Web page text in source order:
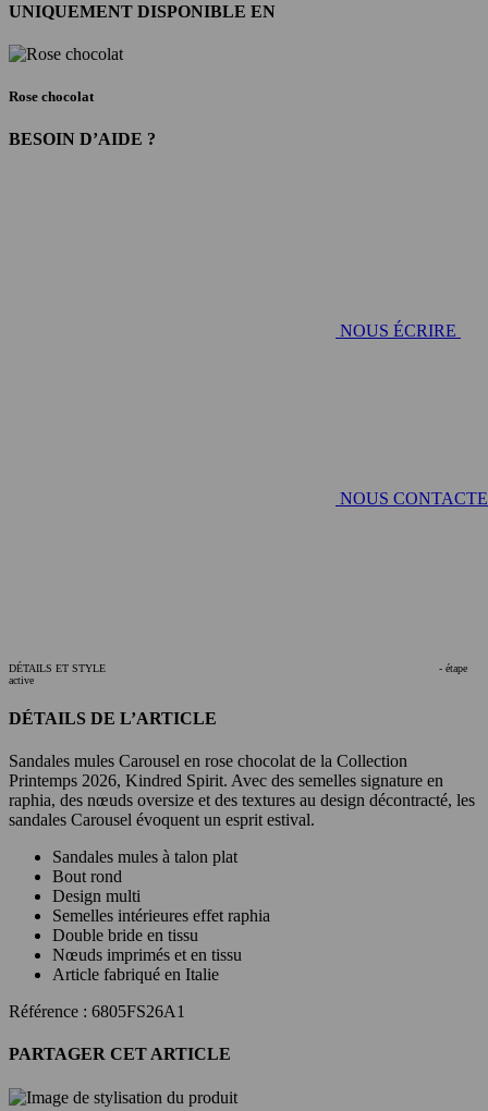
UNIQUEMENT DISPONIBLE EN
Rose chocolat
BESOIN D’AIDE ?
NOUS ÉCRIRE
NOUS
DÉTAILS ET STYLE
- étape
active
DÉTAILS DE L’ARTICLE
Sandales mules Carousel en rose chocolat de la Collection
Printemps 2026, Kindred Spirit. Avec des semelles signature en
raphia, des nœuds oversize et des textures au design décontracté, les
sandales Carousel évoquent un esprit estival.
Sandales mules à talon plat
Bout rond
Design multi
Semelles intérieures effet raphia
Double bride en tissu
Nœuds imprimés et en tissu
Article fabriqué en Italie
Référence : 6805FS26A1
PARTAGER CET ARTICLE